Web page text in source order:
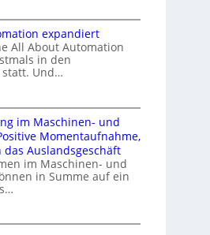
a
n
d
s
b
e
r
w
a
u
expandiert
All About Automation
in den
Und…
im Maschinen- und
Momentaufnahme,
Auslandsgeschäft
im Maschinen- und
in Summe auf ein